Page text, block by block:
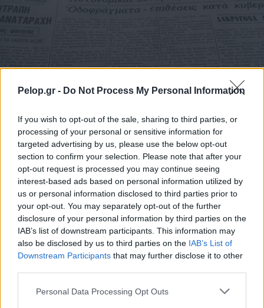
Pelop.gr - Do Not Process My Personal Information
If you wish to opt-out of the sale, sharing to third parties, or
processing of your personal or sensitive information for
targeted advertising by us, please use the below opt-out
section to confirm your selection. Please note that after your
opt-out request is processed you may continue seeing
interest-based ads based on personal information utilized by
us or personal information disclosed to third parties prior to
your opt-out. You may separately opt-out of the further
disclosure of your personal information by third parties on the
IAB’s list of downstream participants. This information may
also be disclosed by us to third parties on the IAB’s List of
Downstream Participants that may further disclose it to other
Please note that this website/app uses one or more Google
Personal Data Processing Opt Outs
PHOTO STORIES
Ο Τύπος του 1973